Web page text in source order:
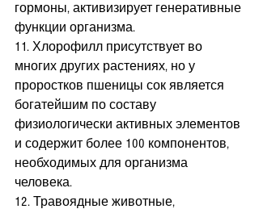
гормоны, активизирует генеративные
функции организма.
11. Хлорофилл присутствует во
многих других растениях, но у
проростков пшеницы сок является
богатейшим по составу
физиологически активных элементов
и содержит более 100 компонентов,
необходимых для организма
человека.
12. Травоядные животные,